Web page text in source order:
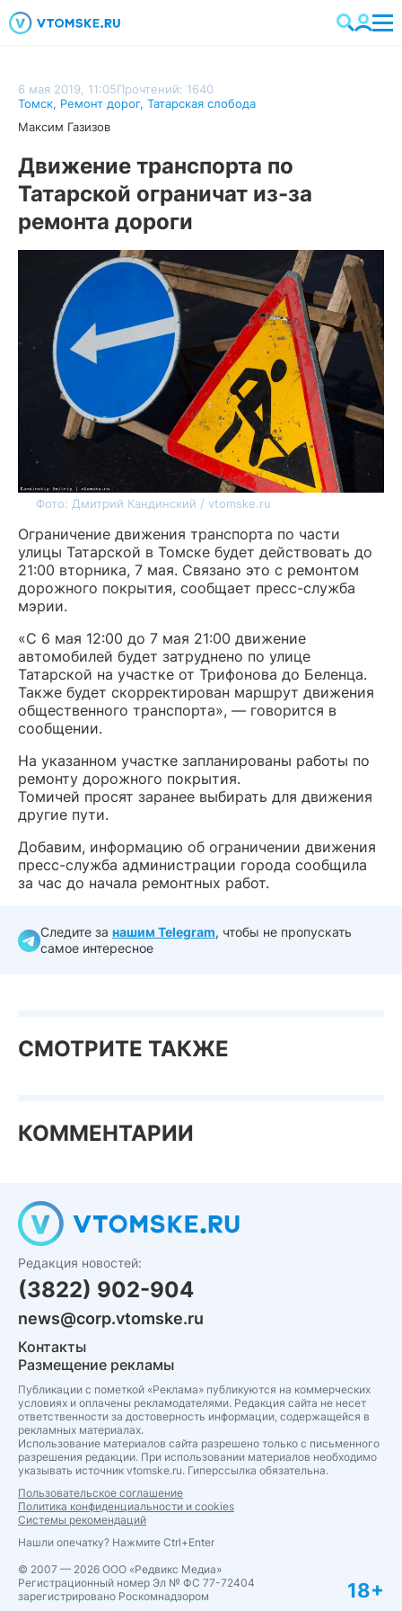
6 мая 2019, 11:05Прочтений: 1640
Томск, Ремонт дорог, Татарская слобода
Максим Газизов
Движение транспорта по
Татарской ограничат из-за
ремонта дороги
Фото: Дмитрий Кандинский / vtomske.ru
Ограничение движения транспорта по части
улицы Татарской в Томске будет действовать до
21:00 вторника, 7 мая. Связано это с ремонтом
дорожного покрытия, сообщает пресс-служба
мэрии.
«С 6 мая 12:00 до 7 мая 21:00 движение
автомобилей будет затруднено по улице
Татарской на участке от Трифонова до Беленца.
Также будет скорректирован маршрут движения
общественного транспорта», — говорится в
сообщении.
На указанном участке запланированы работы по
ремонту дорожного покрытия.
Томичей просят заранее выбирать для движения
другие пути.
Добавим, информацию об ограничении движения
пресс-служба администрации города сообщила
за час до начала ремонтных работ.
Следите за нашим Telegram, чтобы не пропускать
самое интересное
СМОТРИТЕ ТАКЖЕ
КОММЕНТАРИИ
Редакция новостей:
(3822) 902-904
news@corp.vtomske.ru
Контакты
Размещение рекламы
Публикации с пометкой «Реклама» публикуются на коммерческих
условиях и оплачены рекламодателями. Редакция сайта не несет
ответственности за достоверность информации, содержащейся в
рекламных материалах.
Использование материалов сайта разрешено только с письменного
разрешения редакции. При использовании материалов необходимо
указывать источник vtomske.ru. Гиперссылка обязательна.
Пользовательское соглашение
Политика конфиденциальности и cookies
Системы рекомендаций
Нашли опечатку? Нажмите Ctrl+Enter
© 2007 — 2026 ООО «Редвикс Медиа»
Регистрационный номер Эл № ФС 77-72404
зарегистрировано Роскомнадзором
18+